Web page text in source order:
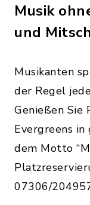
Musik
und
Musikanten
der Regel
Genießen Sie
Evergreens
dem Motto
07306/